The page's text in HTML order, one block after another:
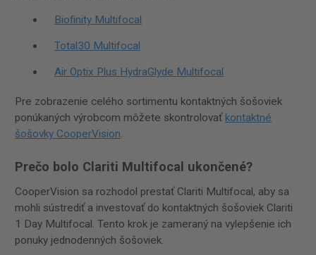
Biofinity Multifocal
Total30 Multifocal
Air Optix Plus HydraGlyde Multifocal
Pre zobrazenie celého sortimentu kontaktných šošoviek
ponúkaných výrobcom môžete skontrolovať kontaktné
šošovky CooperVision.
Prečo bolo Clariti Multifocal ukončené?
CooperVision sa rozhodol prestať Clariti Multifocal, aby sa
mohli sústrediť a investovať do kontaktných šošoviek Clariti
1 Day Multifocal. Tento krok je zameraný na vylepšenie ich
ponuky jednodenných šošoviek.